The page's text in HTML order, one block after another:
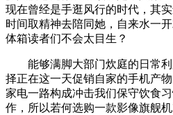
现在曾经是手逛风行的时代，其
时间取精神去陪同她，自来水一
体箱读者们不会太目生？
能够满脚大部门炊庭的日常利
择正在这一天促销自家的手机产
家电一路构成冲击我们保守饮食
作，所以若何选购一款影像旗舰